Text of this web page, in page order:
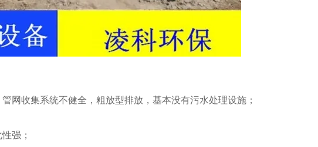
收集系统不健全，粗放型排放，基本没有污水处理设施；
强；